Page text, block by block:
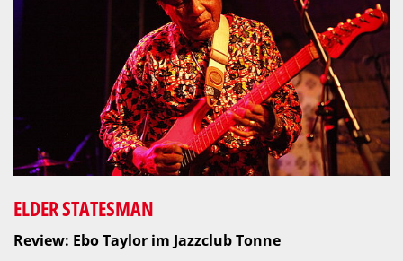
ELDER STATESMAN
Review: Ebo Taylor im Jazzclub Tonne